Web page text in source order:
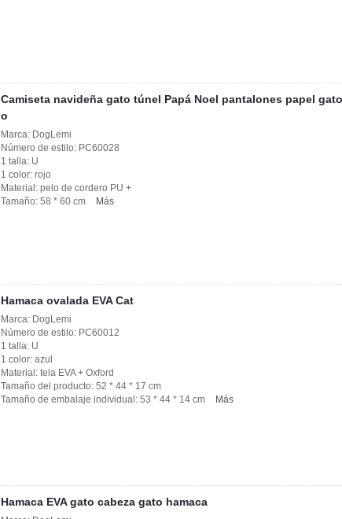
Camiseta navideña gato túnel Papá Noel pantalones papel
o
Marca: DogLemi
Número de estilo: PC60028
1 talla: U
1 color: rojo
Material: pelo de cordero PU +
Tamaño: 58 * 60 cm
Más
Hamaca ovalada EVA Cat
Marca: DogLemi
Número de estilo: PC60012
1 talla: U
1 color: azul
Material: tela EVA + Oxford
Tamaño del producto: 52 * 44 * 17 cm
Tamaño de embalaje individual: 53 * 44 * 14 cm
Más
Hamaca EVA gato cabeza gato hamaca